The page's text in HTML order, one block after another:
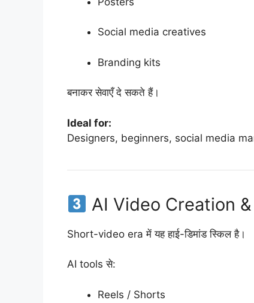
Social media creatives
Branding kits
बनाकर सेवाएँ दे सकते हैं।
Ideal for:
Designers, beginners, social media
AI Video Creation
Short-video era में यह हाई-डिमांड स्किल है।
AI tools से:
Reels / Shorts